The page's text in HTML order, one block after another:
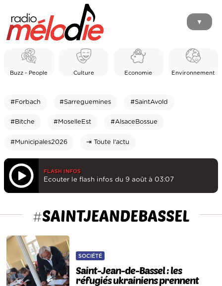
▼
Buzz - People Culture Economie Environnement
#Forbach #Sarreguemines #SaintAvold
#Bitche #MoselleEst #AlsaceBossue
#Municipales2026 ⇥ Toute l'actu
FLASH INFOS
Ecouter le flash infos du 9 août à 03:07
#SAINTJEANDEBASSEL
SOCIÉTÉ
Saint-Jean-de-Bassel : les
réfugiés ukrainiens prennent